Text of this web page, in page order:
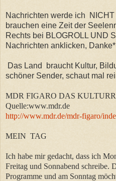
Nachrichten werde ich
brauchen eine Zeit der
Rechts bei BLOGROLL UND
Nachrichten anklicken, Danke*
Das Land braucht Kultur,
schöner Sender, schaut mal
MDR FIGARO DAS
Quelle:www.mdr.de
http://www.mdr.de/mdr-figaro/
MEIN TAG
Ich habe mir gedacht, dass ich
Freitag und Sonnabend schreibe.
Programme und am Sonntag